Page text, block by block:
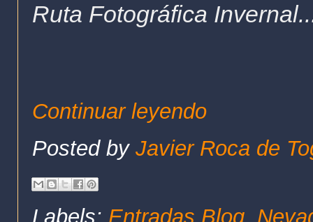
Ruta Fotográfica
Continuar leyendo
Posted by Javier Roca de
Labels: Entradas Blog